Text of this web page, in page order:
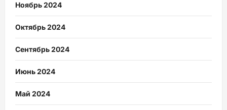
Ноябрь 2024
Октябрь 2024
Сентябрь 2024
Июнь 2024
Май 2024